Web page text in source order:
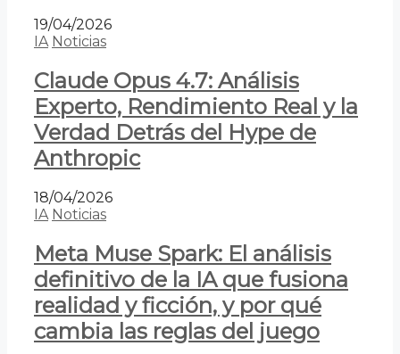
19/04/2026
IA Noticias
Claude Opus 4.7: Análisis
Experto, Rendimiento Real y la
Verdad Detrás del Hype de
Anthropic
18/04/2026
IA Noticias
Meta Muse Spark: El análisis
definitivo de la IA que fusiona
realidad y ficción, y por qué
cambia las reglas del juego